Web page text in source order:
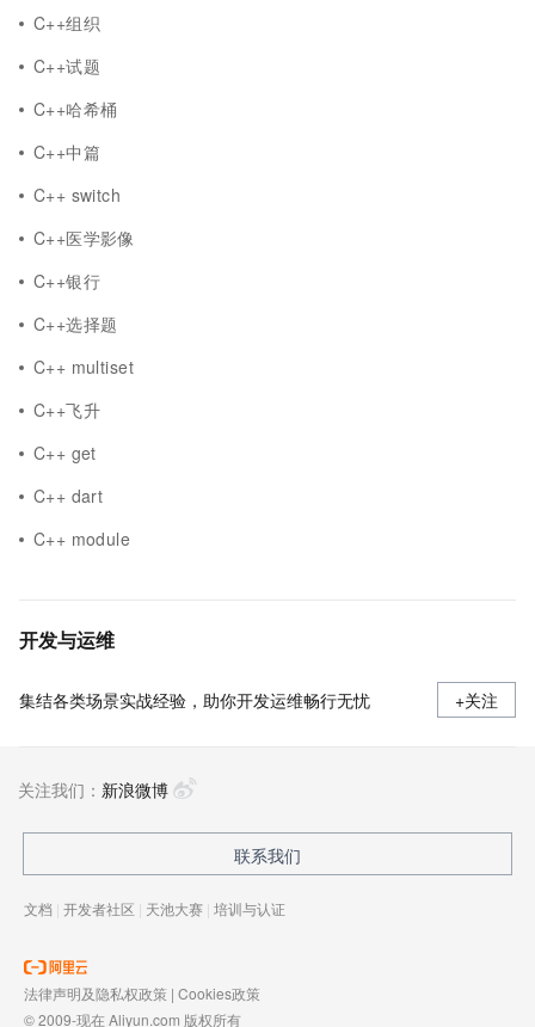
C++组织
C++试题
C++哈希桶
C++中篇
C++ switch
C++医学影像
C++银行
C++选择题
C++ multiset
C++飞升
C++ get
C++ dart
C++ module
开发与运维
集结各类场景实战经验，助你开发运维畅行无忧 +关注
关注我们： 新浪微博
联系我们
文档 | 开发者社区 | 天池大赛 | 培训与认证
法律声明及隐私权政策 | Cookies政策
© 2009-现在 Aliyun.com 版权所有